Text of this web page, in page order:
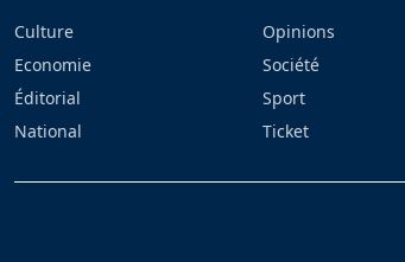
Culture
Economie
Éditorial
National
Opinions
Société
Sport
Ticket